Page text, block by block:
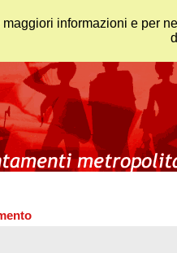
informazioni e per